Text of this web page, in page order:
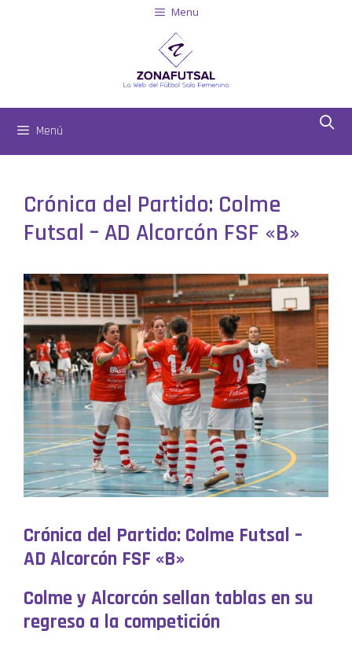
Menu
Menú
Crónica del Partido: Colme
Futsal – AD Alcorcón FSF «B»
Crónica del Partido: Colme Futsal –
AD Alcorcón FSF «B»
Colme y Alcorcón sellan tablas en su
regreso a la competición